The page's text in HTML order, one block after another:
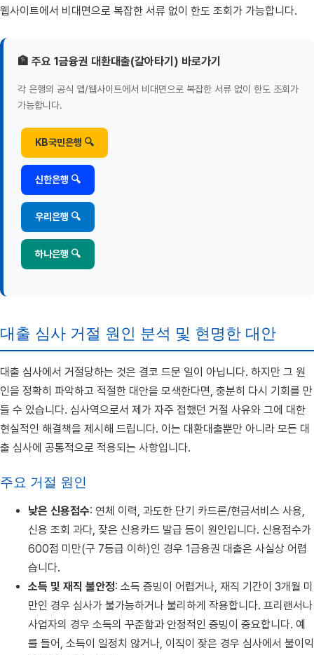
웹사이트에서 비대면으로 복잡한 서류 없이 한도 조회가 가능합니다.
🏦 주요 1금융권 대환대출(갈아타기) 바로가기
각 은행의 공식 앱/웹사이트에서 비대면으로 복잡한 서류 없이 한도 조회가
가능합니다.
KB국민은행 🔍
신한은행 🔍
우리은행 🔍
하나은행 🔍
대출 심사 거절 원인 분석 및 현명한 대안
대출 심사에서 거절당하는 것은 결코 드문 일이 아닙니다. 하지만 그 원
인을 정확히 파악하고 적절한 대안을 모색한다면, 충분히 다시 기회를 만
들 수 있습니다. 심사역으로서 제가 자주 접했던 거절 사유와 그에 대한
현실적인 해결책을 제시해 드립니다. 이는 대환대출뿐만 아니라 모든 대
출 심사에 공통적으로 적용되는 사항입니다.
주요 거절 원인
낮은 신용점수: 연체 이력, 과도한 단기 카드론/현금서비스 사용,
신용 조회 과다, 잦은 신용카드 발급 등이 원인입니다. 신용점수가
600점 미만(구 7등급 이하)인 경우 1금융권 대출은 사실상 어렵
습니다.
소득 및 재직 불안정: 소득 증빙이 어렵거나, 재직 기간이 3개월 미
만인 경우 심사가 불가능하거나 불리하게 작용합니다. 프리랜서나
사업자의 경우 소득의 꾸준함과 안정적인 증빙이 중요합니다. 예
를 들어, 소득이 일정치 않거나, 이직이 잦은 경우 심사에서 불이익